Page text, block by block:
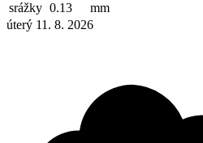
srážky 0.13
mm
úterý 11. 8. 2026